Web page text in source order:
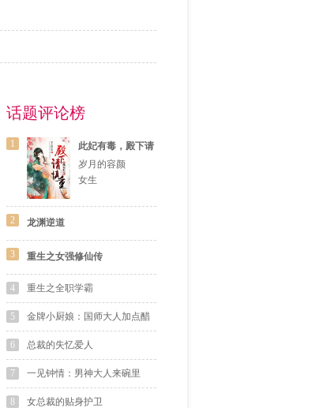
话题评论榜
1
此妃有毒，殿下请
慎重
岁月的容颜
女生
2 龙渊逆道
3 重生之女强修仙传
4 重生之全职学霸
5 金牌小厨娘：国师大人加点醋
6 总裁的失忆爱人
7 一见钟情：男神大人来碗里
8 女总裁的贴身护卫